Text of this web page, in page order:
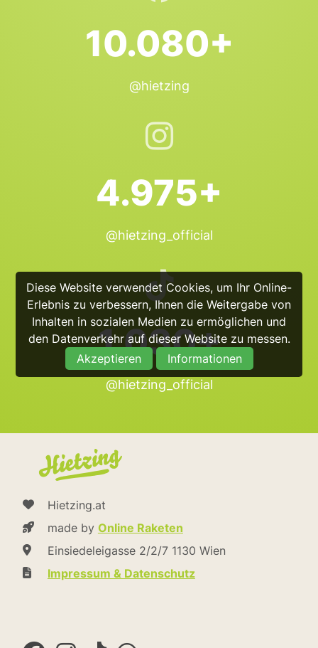
Diese Website verwendet Cookies, um Ihr Online-
Erlebnis zu verbessern, Ihnen die Weitergabe von
Inhalten in sozialen Medien zu ermöglichen und
den Datenverkehr auf dieser Website zu messen.
Akzeptieren
Informationen
10.080+
@hietzing
4.975+
@hietzing_official
1.030+
@hietzing_official
Hietzing.at
made by Online Raketen
Einsiedeleigasse 2/2/7 1130 Wien
Impressum & Datenschutz